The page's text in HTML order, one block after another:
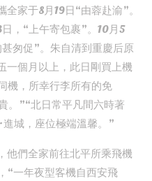
家于8月19日“由蓉赴渝”。
，“上午寄包裹”。10月5
匆促”。朱自清到重慶后原
一個月以上，此日剛買上機
機，所幸行李所有的免
。”“北日常平凡間六時著
城，座位極端溫馨。”
他們全家前往北平所乘飛機
“一年夜型客機自西安飛